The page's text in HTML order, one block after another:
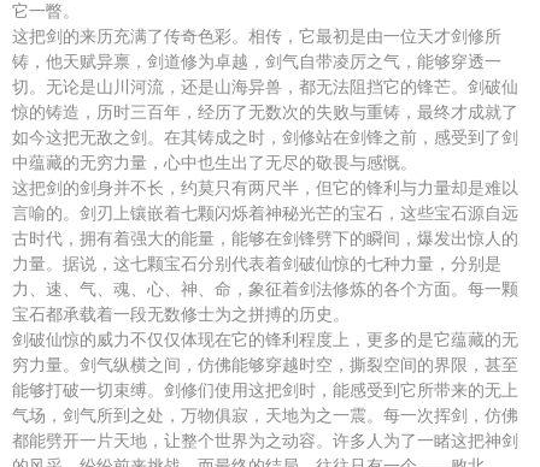
它一瞥。
这把剑的来历充满了传奇色彩。相传，它最初是由一位天才剑修所
铸，他天赋异禀，剑道修为卓越，剑气自带凌厉之气，能够穿透一
切。无论是山川河流，还是山海异兽，都无法阻挡它的锋芒。剑破仙
惊的铸造，历时三百年，经历了无数次的失败与重铸，最终才成就了
如今这把无敌之剑。在其铸成之时，剑修站在剑锋之前，感受到了剑
中蕴藏的无穷力量，心中也生出了无尽的敬畏与感慨。
这把剑的剑身并不长，约莫只有两尺半，但它的锋利与力量却是难以
言喻的。剑刃上镶嵌着七颗闪烁着神秘光芒的宝石，这些宝石源自远
古时代，拥有着强大的能量，能够在剑锋劈下的瞬间，爆发出惊人的
力量。据说，这七颗宝石分别代表着剑破仙惊的七种力量，分别是
力、速、气、魂、心、神、命，象征着剑法修炼的各个方面。每一颗
宝石都承载着一段无数修士为之拼搏的历史。
剑破仙惊的威力不仅仅体现在它的锋利程度上，更多的是它蕴藏的无
穷力量。剑气纵横之间，仿佛能够穿越时空，撕裂空间的界限，甚至
能够打破一切束缚。剑修们使用这把剑时，能感受到它所带来的无上
气场，剑气所到之处，万物俱寂，天地为之一震。每一次挥剑，仿佛
都能劈开一片天地，让整个世界为之动容。许多人为了一睹这把神剑